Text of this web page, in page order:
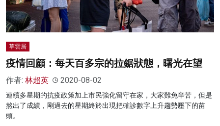
草雲居
疫情回顧：每天百多宗的拉鋸狀態，曙光在望
作者: 林超英 2020-08-02
連續多星期的抗疫政策加上市民強化留守在家，大家難免辛苦，但是
熬出了成績，剛過去的星期終於出現把確診數字上升趨勢壓下的苗
頭。